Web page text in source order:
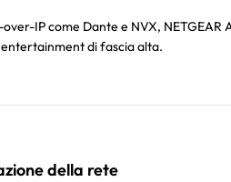
IP come Dante e NVX, NETGEAR
di fascia alta.
della rete